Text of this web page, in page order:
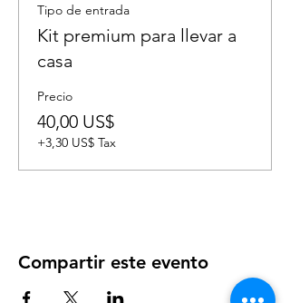
Tipo de entrada
Kit premium para llevar a
casa
Precio
40,00 US$
+3,30 US$ Tax
Compartir este evento